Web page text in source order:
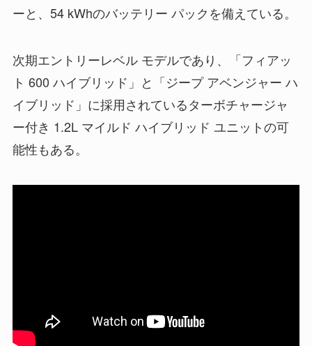
ーと、54 kWhのバッテリー パックを備えている。
次期エントリーレベル モデルであり、「フィアッ
ト 600 ハイブリッド」と「ジープ アベンジャー ハ
イブリッド」に採用されているターボチャージャ
ー付き 1.2L マイルド ハイブリッド ユニットの可
能性もある。